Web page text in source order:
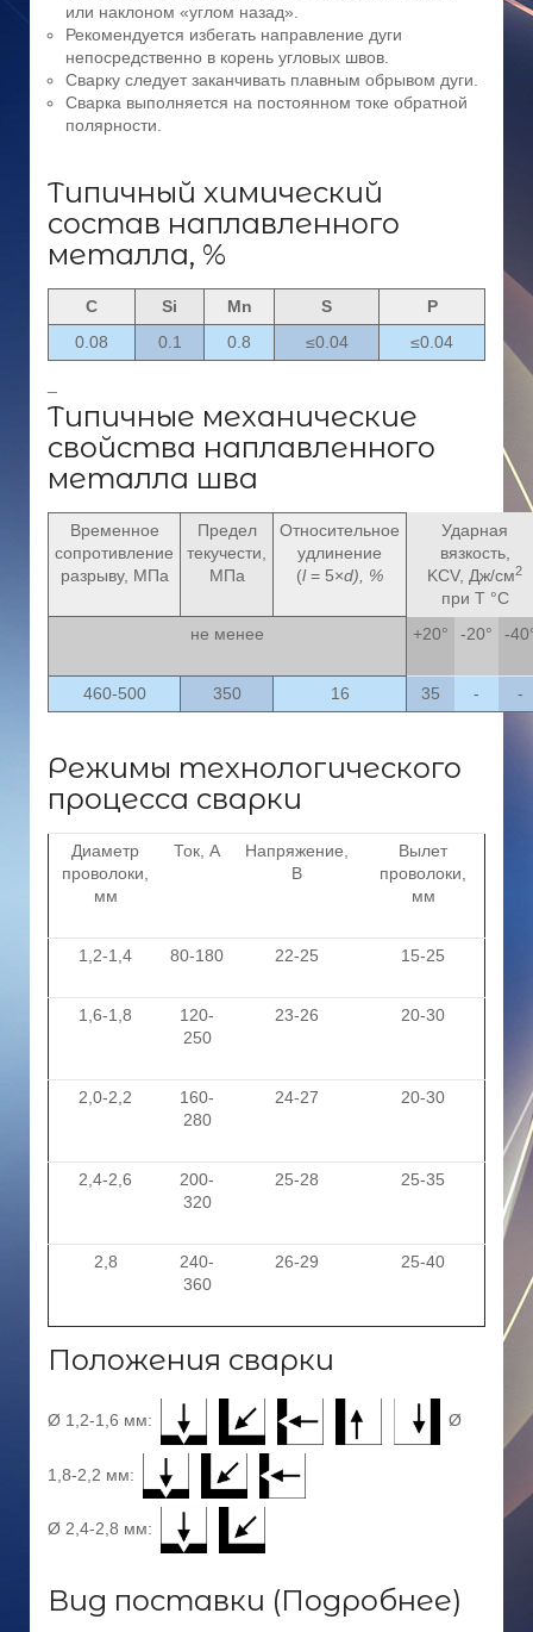
или наклоном «углом назад».
Рекомендуется избегать направление дуги
непосредственно в корень угловых швов.
Сварку следует заканчивать плавным обрывом дуги.
Сварка выполняется на постоянном токе обратной
полярности.
Типичный химический
состав наплавленного
металла, %
C Si Mn S
P
0.08
0.1 0.8 ≤0.04 ≤0.04
Типичные механические
свойства наплавленного
металла шва
Временное
сопротивление
разрыву, МПа
Предел
текучести,
МПа
Относительное
удлинение
(l= 5×d), %
Ударная
вязкость,
KCV, Дж/см2
при Т °C
не менее
+20° -20° -
460-500 350 16 35 - -
Режимы технологического
процесса сварки
Диаметр
проволоки,
мм
Ток, А
Напряжение,
В
Вылет
проволоки,
мм
1,2-1,4 80-180 22-25 15-25
1,6-1,8
120-
250
23-26 20-30
2,0-2,2
160-
280
24-27 20-30
2,4-2,6
200-
320
25-28 25-35
2,8
240-
360
26-29 25-40
Положения сварки
Ø 1,2-1,6 мм: Ø
1,8-2,2 мм:
Ø 2,4-2,8 мм:
Вид поставки (Подробнее)